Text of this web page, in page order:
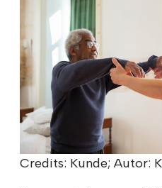
Credits: Kunde; Autor: